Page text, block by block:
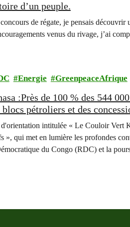
d’un peuple.
de régate, je pensais
venus du rivage, j’ai
Energie GreenpeaceAfrique
:Près de 100 % des 544
pétroliers et des
intitulée « Le Couloir Vert
», qui met en lumière les profondes
du Congo (RDC) et la